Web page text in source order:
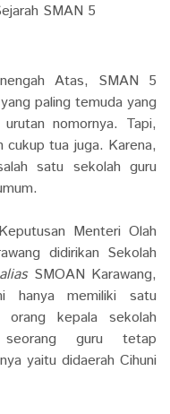
SMAN 5
Atas, SMAN 5
paling temuda yang
nomornya. Tapi,
tua juga. Karena,
satu sekolah guru
Menteri Olah
didirikan Sekolah
aliasSMOAN Karawang,
hanya memiliki satu
orang kepala sekolah
guru tetap
yaitu didaerah Cihuni